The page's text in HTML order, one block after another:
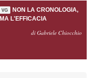
VG
NON LA CRONOLOGIA,
MA L'EFFICACIA
di Gabriele Chiocchio